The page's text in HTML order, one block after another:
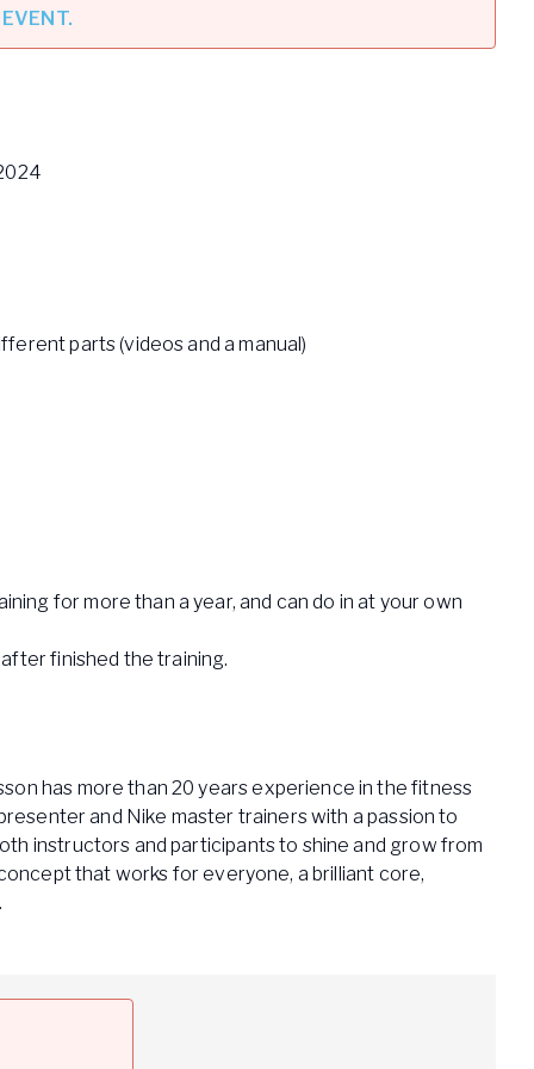
parts (videos and a manual)
for more than a year, and can do in at your own
finished the training.
has more than 20 years experience in the fitness
and Nike master trainers with a passion to
instructors and participants to shine and grow from
that works for everyone, a brilliant core,